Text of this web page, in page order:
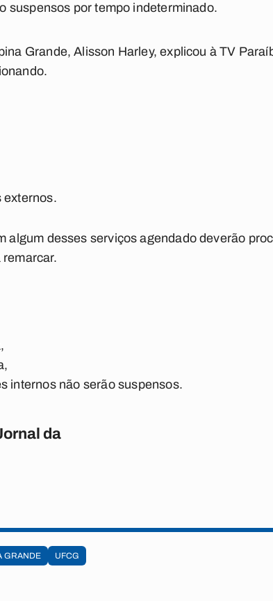
suspensos por tempo indeterminado.
Grande, Alisson Harley, explicou à TV
externos.
algum desses serviços agendado deverão
internos não serão suspensos.
da
GRANDE UFCG